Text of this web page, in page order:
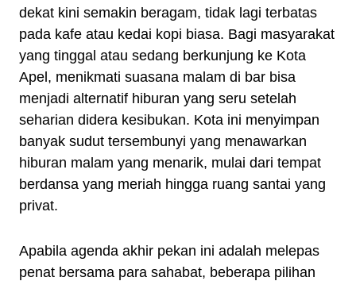
dekat kini semakin beragam, tidak lagi terbatas
pada kafe atau kedai kopi biasa. Bagi masyarakat
yang tinggal atau sedang berkunjung ke Kota
Apel, menikmati suasana malam di bar bisa
menjadi alternatif hiburan yang seru setelah
seharian didera kesibukan. Kota ini menyimpan
banyak sudut tersembunyi yang menawarkan
hiburan malam yang menarik, mulai dari tempat
berdansa yang meriah hingga ruang santai yang
privat.
Apabila agenda akhir pekan ini adalah melepas
penat bersama para sahabat, beberapa pilihan